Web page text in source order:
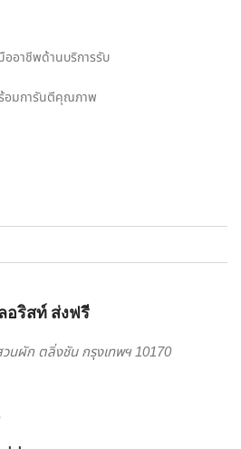
ทุกความรู้สึก พร้อมสร้างความประทับ
ไม้ เราจึงมุ่งมั่นใส่ใจทุกรายละเอียด
นออกมาตรงตามความต้องการของ
ม้อวยพรวันเกิด, กระเช้าดอกไม้
พิถันในงานรับจัดดอกไม้ เพื่อให้ทุกผล
ต่เรายังใส่ใจในด้านบริการส่งดอกไม้
งานส่งสินค้าของจากร้านของเรา
ดอกไม้เป็นพิเศษ สามารถดูแลรักษา
มบูรณ์ที่สุด เพราะเรา คือ ร้านดอกไม้
บคลุมในแห่งเดียว
ความต้องการของคุณ โดยลูกค้า
ปแบบการจัดดอกไม้ได้อย่างเต็มที่
อาชีพด้านบริการรับ
อมการันตีคุณภาพ
อริสท์ ส่งฟรี
นผัก ตลิ่งชัน กรุงเทพฯ 10170